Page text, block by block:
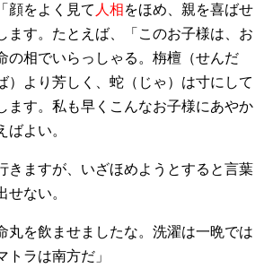
顔をよく見て 人相をほめ、親を喜ばせ
ます。たとえば、「このお子様は、お
の相でいらっしゃる。栴檀（せんだ
）より芳しく、蛇（じゃ）は寸にして
ます。私も早くこんなお子様にあやか
ばよい。
きますが、いざほめようとすると言葉
せない。
丸を飲ませましたな。洗濯は一晩では
トラは南方だ」